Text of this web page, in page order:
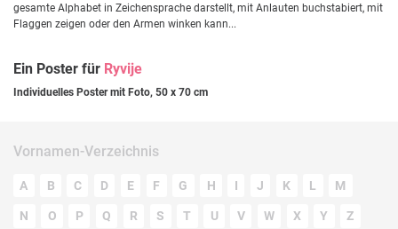
gesamte Alphabet in Zeichensprache darstellt, mit Anlauten buchstabiert, mit
Flaggen zeigen oder den Armen winken kann...
Ein Poster für Ryvije
Individuelles Poster mit Foto, 50 x 70 cm
Vornamen-Verzeichnis
A B C D E F G H I J K L M
N O P Q R S T U V W X Y Z